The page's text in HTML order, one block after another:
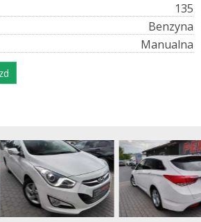
135
Benzyna
Manualna